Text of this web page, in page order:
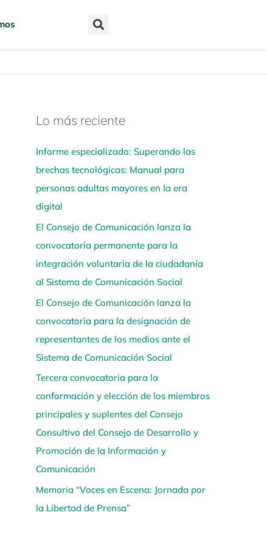
Lo más reciente
Informe especializado: Superando las
brechas tecnológicas: Manual para
personas adultas mayores en la era
digital
El Consejo de Comunicación lanza la
convocatoria permanente para la
integración voluntaria de la ciudadanía
al Sistema de Comunicación Social
El Consejo de Comunicación lanza la
convocatoria para la designación de
representantes de los medios ante el
Sistema de Comunicación Social
Tercera convocatoria para la
conformación y elección de los miembros
principales y suplentes del Consejo
Consultivo del Consejo de Desarrollo y
Promoción de la Información y
Comunicación
Memoria “Voces en Escena: Jornada por
la Libertad de Prensa”
N
v
e
g
a
a
q
u
í